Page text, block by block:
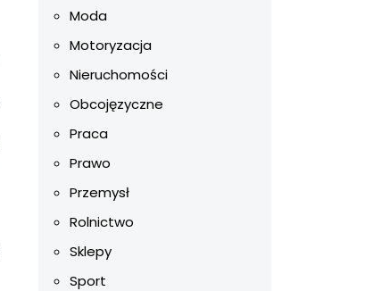
Moda
Motoryzacja
Nieruchomości
Obcojęzyczne
Praca
Prawo
Przemysł
Rolnictwo
Sklepy
Sport